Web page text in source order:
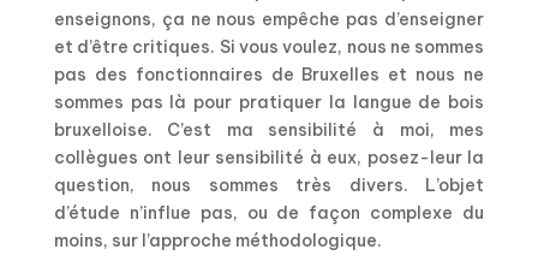
enseignons, ça ne nous empêche pas d’enseigner
et d’être critiques. Si vous voulez, nous ne sommes
pas des fonctionnaires de Bruxelles et nous ne
sommes pas là pour pratiquer la langue de bois
bruxelloise. C’est ma sensibilité à moi, mes
collègues ont leur sensibilité à eux, posez-leur la
question, nous sommes très divers. L’objet
d’étude n’influe pas, ou de façon complexe du
moins, sur l’approche méthodologique.